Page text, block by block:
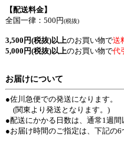
【配送料金】
全国一律：500円(税抜)
3,500円(税抜)以上のお買い物で送
5,000円(税抜)以上のお買い物で代
お届けについて
●佐川急便での発送になります。
(関東より発送となります。)
●配送にかかる日数は、通常1週
●お届け時間のご指定は、下記の